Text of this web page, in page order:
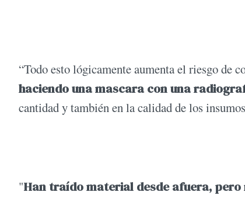
“Todo esto lógicamente aumenta el riesgo de
haciendo una mascara con una
cantidad y también en la calidad de los
"Han traído material desde afuera,